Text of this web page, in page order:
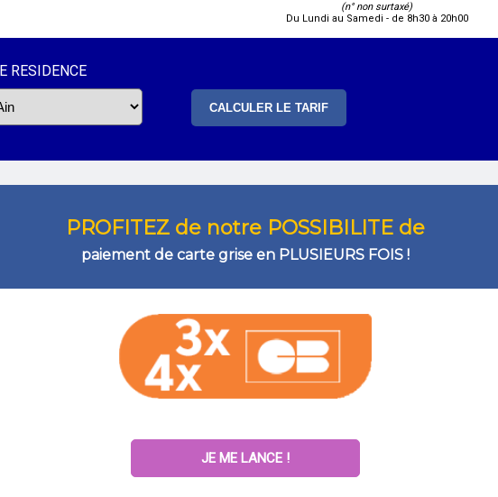
(n° non surtaxé)
Du Lundi au Samedi - de 8h30 à 20h00
RESIDENCE
PROFITEZ de notre POSSIBILITE de
paiement de carte grise en PLUSIEURS FOIS !
JE ME LANCE !